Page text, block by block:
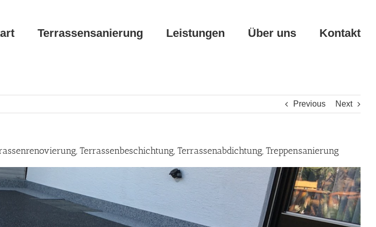
Terrassensanierung Leistungen Über uns Kontakt
Previous Next
Terrassenbeschichtung, Terrassenabdichtung, Treppensanierung